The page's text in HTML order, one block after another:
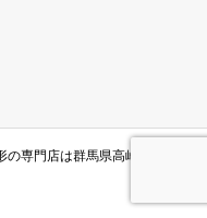
専門店は群馬県高崎市のア